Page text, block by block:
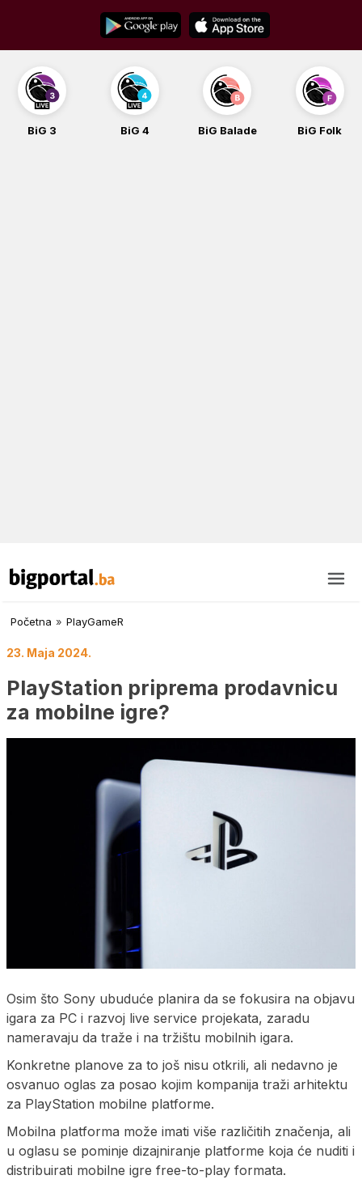
content
BiG 3 BiG 4 BiG Balade BiG Folk
Početna » PlayGameR
23. Maja 2024.
PlayStation priprema prodavnicu
za mobilne igre?
Osim što Sony ubuduće planira da se fokusira na objavu
igara za PC i razvoj live service projekata, zaradu
nameravaju da traže i na tržištu mobilnih igara.
Konkretne planove za to još nisu otkrili, ali nedavno je
osvanuo oglas za posao kojim kompanija traži arhitektu
za PlayStation mobilne platforme.
Mobilna platforma može imati više različitih značenja, ali
u oglasu se pominje dizajniranje platforme koja će nuditi i
distribuirati mobilne igre free-to-play formata.